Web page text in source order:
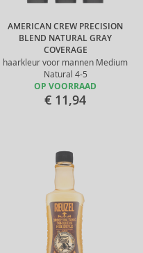
AMERICAN CREW PRECISION
BLEND NATURAL GRAY
COVERAGE
haarkleur voor mannen Medium
Natural 4-5
OP VOORRAAD
€ 11,94